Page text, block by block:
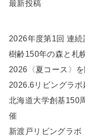
最新投稿
2026年度第1回 連
樹齢150年の森と札
2026〈夏コース〉
2026.6リビングラ
北海道大学創基150
催
新渡戸リビングラ